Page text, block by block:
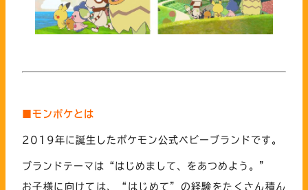
■モンポケとは
2019年に誕生したポケモン公式ベビーブランドです。
ブランドテーマは“はじめまして、をあつめよう。”
お子様に向けては、“はじめて”の経験をたくさん積ん